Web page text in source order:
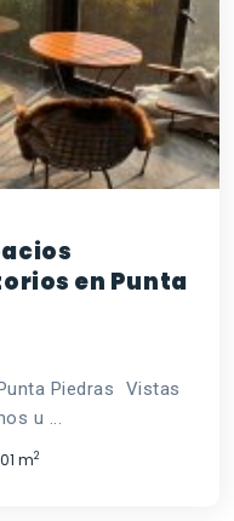
en Punta
Piedras  Vistas
u ...
m2